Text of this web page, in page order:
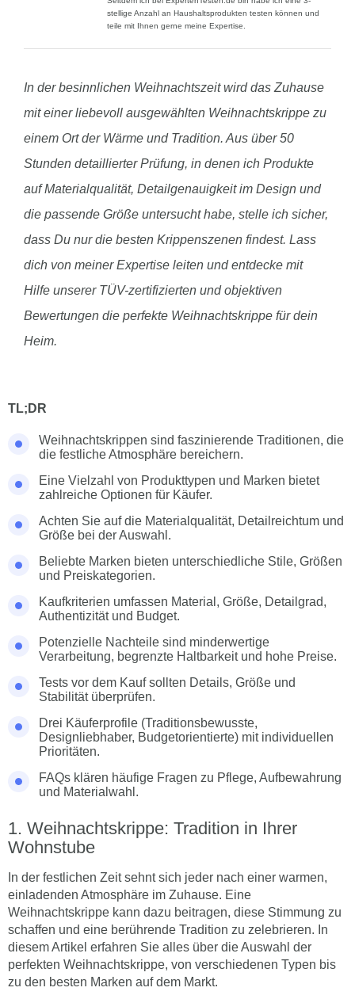
stellige Anzahl an Haushaltsprodukten testen können und
teile mit Ihnen gerne meine Expertise.
In der besinnlichen Weihnachtszeit wird das Zuhause
mit einer liebevoll ausgewählten Weihnachtskrippe zu
einem Ort der Wärme und Tradition. Aus über 50
Stunden detaillierter Prüfung, in denen ich Produkte
auf Materialqualität, Detailgenauigkeit im Design und
die passende Größe untersucht habe, stelle ich sicher,
dass Du nur die besten Krippenszenen findest. Lass
dich von meiner Expertise leiten und entdecke mit
Hilfe unserer TÜV-zertifizierten und objektiven
Bewertungen die perfekte Weihnachtskrippe für dein
Heim.
TL;DR
Weihnachtskrippen sind faszinierende Traditionen, die
die festliche Atmosphäre bereichern.
Eine Vielzahl von Produkttypen und Marken bietet
zahlreiche Optionen für Käufer.
Achten Sie auf die Materialqualität, Detailreichtum und
Größe bei der Auswahl.
Beliebte Marken bieten unterschiedliche Stile, Größen
und Preiskategorien.
Kaufkriterien umfassen Material, Größe, Detailgrad,
Authentizität und Budget.
Potenzielle Nachteile sind minderwertige
Verarbeitung, begrenzte Haltbarkeit und hohe Preise.
Tests vor dem Kauf sollten Details, Größe und
Stabilität überprüfen.
Drei Käuferprofile (Traditionsbewusste,
Designliebhaber, Budgetorientierte) mit individuellen
Prioritäten.
FAQs klären häufige Fragen zu Pflege, Aufbewahrung
und Materialwahl.
Weihnachtskrippe: Tradition in Ihrer
Wohnstube
In der festlichen Zeit sehnt sich jeder nach einer warmen,
einladenden Atmosphäre im Zuhause. Eine
Weihnachtskrippe kann dazu beitragen, diese Stimmung zu
schaffen und eine berührende Tradition zu zelebrieren. In
diesem Artikel erfahren Sie alles über die Auswahl der
perfekten Weihnachtskrippe, von verschiedenen Typen bis
zu den besten Marken auf dem Markt.